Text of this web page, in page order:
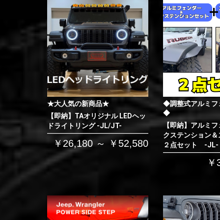
★大人気の新商品★
【即納】TAオリジナル LEDヘッ
ドライトリング -JL/JT-
￥26,180 ～ ￥52,580
◆調整式アルミフ
◆
【即納】アルミ
クステンション
２点セット -JL-